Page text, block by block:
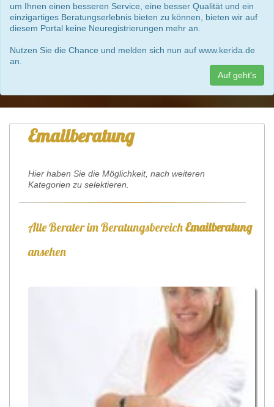
um Ihnen einen besseren Service, eine besser Qualität und ein
einzigartiges Beratungserlebnis bieten zu können, bieten wir auf
diesem Portal keine Neuregistrierungen mehr an.
Nutzen Sie die Chance und melden sich nun auf www.kerida.de
an.
Auf geht's
Emailberatung
Hier haben Sie die Möglichkeit, nach weiteren
Kategorien zu selektieren.
Alle Berater im BeratungsbereichEmailberatung
ansehen